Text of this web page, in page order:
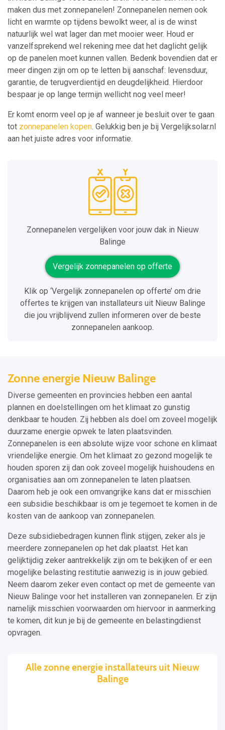
maken dus met zonnepanelen! Zonnepanelen nemen ook
licht en warmte op tijdens bewolkt weer, al is de winst
natuurlijk wel wat lager dan met mooier weer. Houd er
vanzelfsprekend wel rekening mee dat het daglicht gelijk
op de panelen moet kunnen vallen. Bedenk bovendien dat er
meer dingen zijn om op te letten bij aanschaf: levensduur,
garantie, de terugverdientijd en deugdelijkheid. Hierdoor
bespaar je op lange termijn wellicht nog veel meer!
Er komt enorm veel op je af wanneer je besluit over te gaan
tot zonnepanelen kopen. Gelukkig ben je bij Vergelijksolar.nl
aan het juiste adres voor informatie.
Zonnepanelen vergelijken voor jouw dak in Nieuw
Balinge
Vergelijk zonnepanelen op offerte
Klik op ‘Vergelijk zonnepanelen op offerte’ om drie
offertes te krijgen van installateurs uit Nieuw Balinge
die jou vrijblijvend zullen informeren over de beste
zonnepanelen aankoop.
Zonne energie Nieuw Balinge
Diverse gemeenten en provincies hebben een aantal
plannen en doelstellingen om het klimaat zo gunstig
denkbaar te houden. Zij hebben als doel om zoveel mogelijk
duurzame energie opwek te laten plaatsvinden.
Zonnepanelen is een absolute wijze voor schone en klimaat
vriendelijke energie. Om het klimaat zo gezond mogelijk te
houden sporen zij dan ook zoveel mogelijk huishoudens en
organisaties aan om zonnepanelen te laten plaatsen.
Daarom heb je ook een omvangrijke kans dat er misschien
een subsidie beschikbaar is om je tegemoet te komen in de
kosten van de aankoop van zonnepanelen.
Deze subsidiebedragen kunnen flink stijgen, zeker als je
meerdere zonnepanelen op het dak plaatst. Het kan
gelijktijdig zeker aantrekkelijk zijn om te bekijken of er een
mogelijke belasting restitutie aanwezig is in jouw gebied.
Neem daarom zeker even contact op met de gemeente van
Nieuw Balinge voor het installeren van zonnepanelen. Er zijn
namelijk misschien voorwaarden om hiervoor in aanmerking
te komen, dit kun je bij de gemeente en belastingdienst
opvragen.
Alle zonne energie installateurs uit Nieuw
Balinge